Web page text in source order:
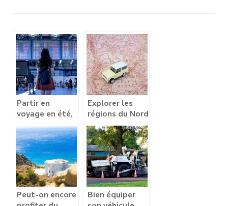
Partir en
voyage en été,
oui, mais où ?
Explorer les
régions du Nord
pour un road
trip
Peut-on encore
Bien équiper